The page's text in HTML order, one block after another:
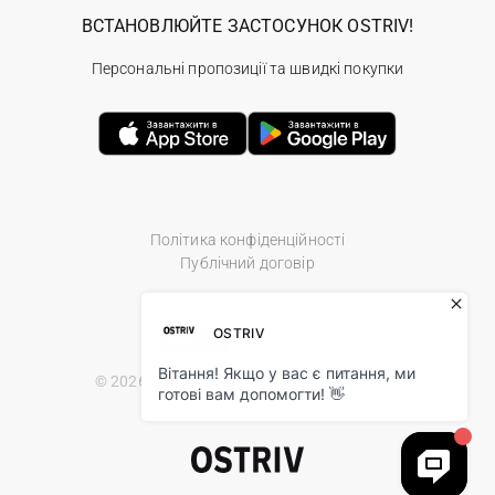
Політика конфіденційності
Публічний договір
© 2026 Ostriv.ua Store. All Rights Reserved.
ВСТАНОВЛЮЙТЕ ЗАСТОСУНОК OSTRIV!
Персональні пропозиції та швидкі покупки